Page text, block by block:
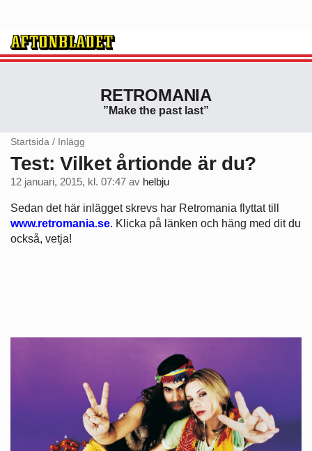
RETROMANIA
”Make the past last”
Startsida / Inlägg
Test: Vilket årtionde är du?
12 januari, 2015, kl. 07:47 av helbju
Sedan det här inlägget skrevs har Retromania flyttat till
www.retromania.se. Klicka på länken och häng med dit du
också, vetja!